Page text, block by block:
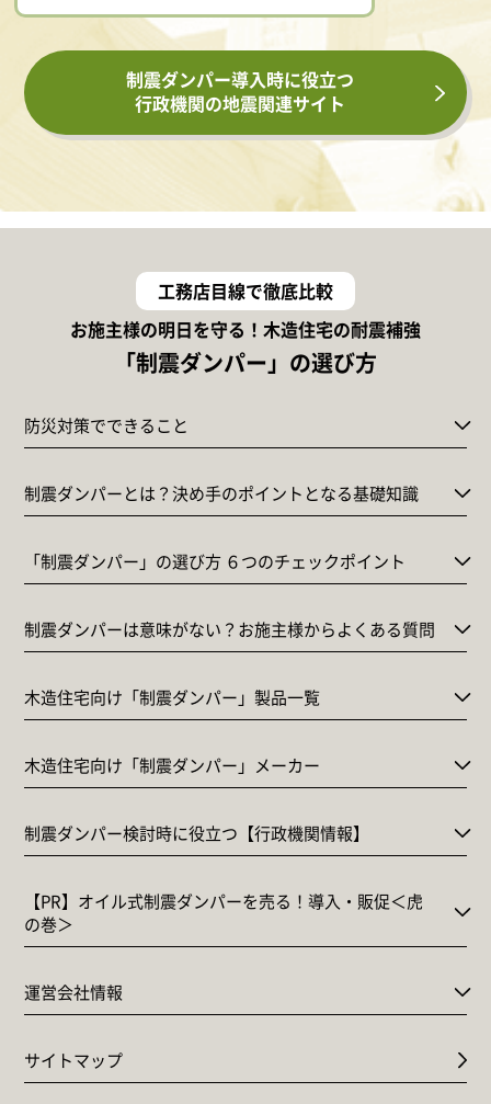
制震ダンパー導入時に役立つ
行政機関の地震関連サイト
工務店目線で徹底比較
お施主様の明日を守る！木造住宅の耐震補強
「制震ダンパー」の選び方
防災対策でできること
制震ダンパーとは？決め手のポイントとなる基礎知識
「制震ダンパー」の選び方 ６つのチェックポイント
制震ダンパーは意味がない？お施主様からよくある質問
木造住宅向け「制震ダンパー」製品一覧
木造住宅向け「制震ダンパー」メーカー
制震ダンパー検討時に役立つ【行政機関情報】
【PR】オイル式制震ダンパーを売る！導入・販促＜虎
の巻＞
運営会社情報
サイトマップ